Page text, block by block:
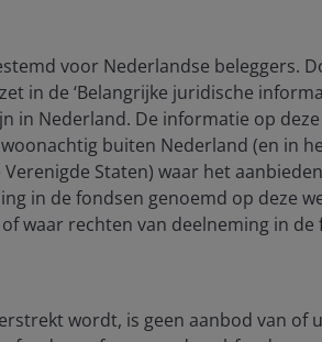
in AI, and
themes are impacting
voor Nederlandse beleggers.
in de ‘Belangrijke juridische
in Nederland. De informatie op
buiten Nederland (en in
Staten) waar het
in de fondsen genoemd op deze
waar rechten van deelneming in
wordt, is geen aanbod van of